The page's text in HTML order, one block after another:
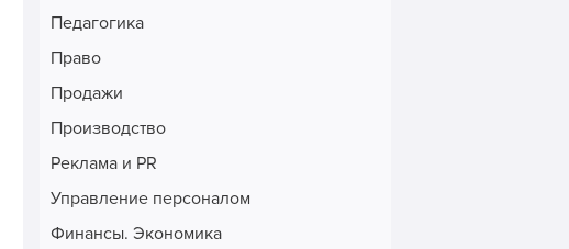
Педагогика
Право
Продажи
Производство
Реклама и PR
Управление персоналом
Финансы. Экономика